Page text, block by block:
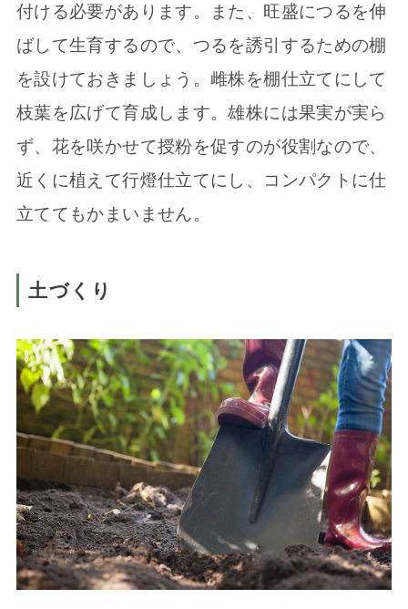
付ける必要があります。また、旺盛につるを伸
ばして生育するので、つるを誘引するための棚
を設けておきましょう。雌株を棚仕立てにして
枝葉を広げて育成します。雄株には果実が実ら
ず、花を咲かせて授粉を促すのが役割なので、
近くに植えて行燈仕立てにし、コンパクトに仕
立ててもかまいません。
土づくり